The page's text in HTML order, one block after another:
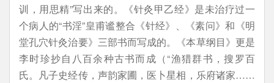
训，用思精”写出来的。《针灸甲乙经》是未治疗过一
个病人的“书淫”皇甫谧整合《针经》、《素问》和《明
堂孔穴针灸治要》三部书而写成的。《本草纲目》更是
李时珍抄自八百余种古书而成（“渔猎群书，搜罗百
氏。凡子史经传，声韵家圃，医卜星相，乐府诸家……